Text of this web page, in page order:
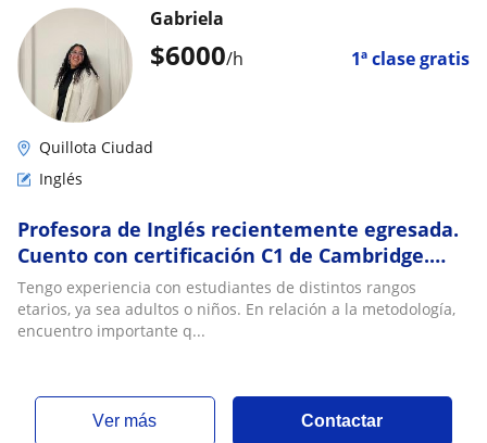
$6000/h 1ª clase gratis
Gabriela
Quillota Ciudad
Inglés
Profesora de Inglés recientemente egresada.
Cuento con certificación C1 de Cambridge.
Tengo experiencia con niños/as y adultos
Tengo experiencia con estudiantes de distintos rangos
etarios, ya sea adultos o niños. En relación a la metodología,
encuentro importante q...
ver más Contactar